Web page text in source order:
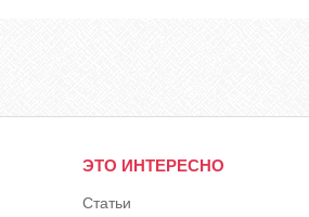
ЭТО ИНТЕРЕСНО
Статьи